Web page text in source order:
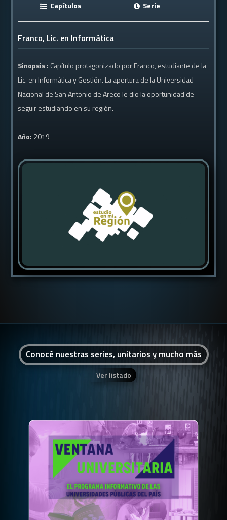
Capítulos
Serie
Franco, Lic. en Informática
Sinopsis : Capítulo protagonizado por Franco, estudiante de la
Lic. en Informática y Gestión. La apertura de la Universidad
Nacional de San Antonio de Areco le dio la oportunidad de
seguir estudiando en su región.
Año: 2019
Conocé nuestras series, unitarios y mucho más
Ver listado